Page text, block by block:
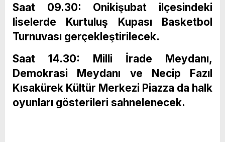
Saat 09.30: Onikişubat ilçesindeki
liselerde Kurtuluş Kupası Basketbol
Turnuvası gerçekleştirilecek.
Saat 14.30: Milli İrade Meydanı,
Demokrasi Meydanı ve Necip Fazıl
Kısakürek Kültür Merkezi Piazza da halk
oyunları gösterileri sahnelenecek.